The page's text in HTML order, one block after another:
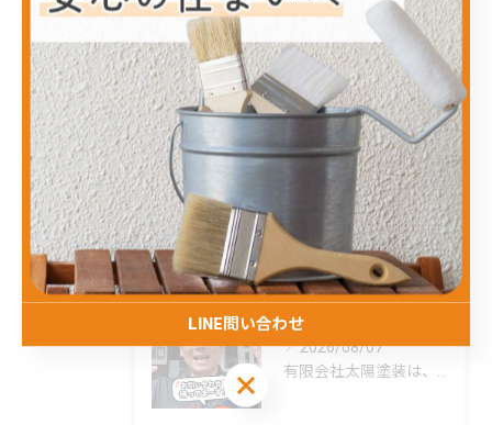
塗り替え
メンテナンス
防水
屋根
最近の投稿 Recent Posts
2026/08/07
有限会社太陽塗装は、昭和62年の創業以来、雲仙市を中心に島原...
LINE問い合わせ
LINE問い合わせ